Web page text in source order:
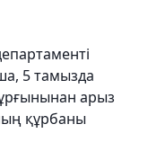
5 тамызда
арыз
құрбаны